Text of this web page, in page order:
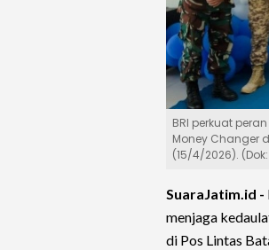
BRI perkuat
Money Changer
(15/4/2026). (Dok:
SuaraJatim.id -
menjaga
di Pos Lintas